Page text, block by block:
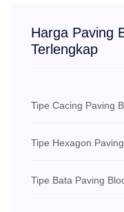
Harga Paving
Terlengkap
Tipe Cacing Paving
Tipe Hexagon
Tipe Bata Paving